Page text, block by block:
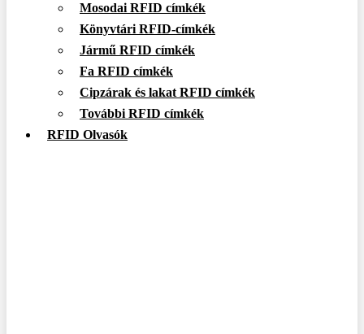
Mosodai RFID címkék
Könyvtári RFID-címkék
Jármű RFID címkék
Fa RFID címkék
Cipzárak és lakat RFID címkék
További RFID címkék
RFID Olvasók